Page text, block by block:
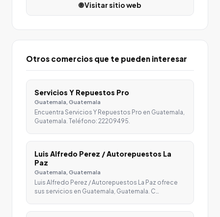
🌐 Visitar sitio web
Otros comercios que te pueden interesar
Servicios Y Repuestos Pro
Guatemala, Guatemala
Encuentra Servicios Y Repuestos Pro en Guatemala,
Guatemala. Teléfono: 22209495.
Luis Alfredo Perez / Autorepuestos La
Paz
Guatemala, Guatemala
Luis Alfredo Perez / Autorepuestos La Paz ofrece
sus servicios en Guatemala, Guatemala. C…